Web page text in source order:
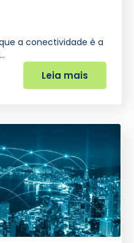
a conectividade é a
Leia mais